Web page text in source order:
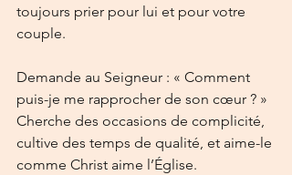
toujours prier pour lui et pour votre
couple.
Demande au Seigneur : « Comment
puis-je me rapprocher de son cœur ? »
Cherche des occasions de complicité,
cultive des temps de qualité, et aime-le
comme Christ aime l’Église.